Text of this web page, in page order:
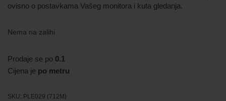
ovisno o postavkama Vašeg monitora i kuta gledanja.
Nema na zalihi
Prodaje se po 0.1
Cijena je po metru
SKU: PLE029 (712M)